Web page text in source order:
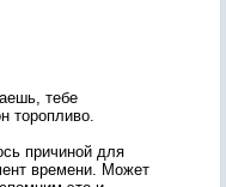
тебе
торопливо.
причиной для
времени. Может